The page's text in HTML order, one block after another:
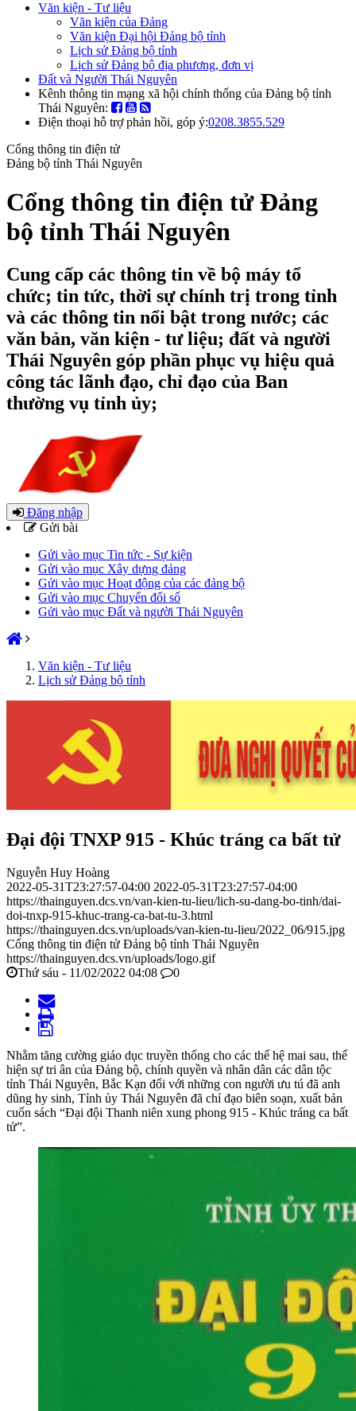
Văn kiện - Tư liệu
Văn kiện của Đảng
Văn kiện Đại hội Đảng bộ tỉnh
Lịch sử Đảng bộ tỉnh
Lịch sử Đảng bộ địa phương, đơn vị
Đất và Người Thái Nguyên
Kênh thông tin mạng xã hội chính thống của Đảng bộ tỉnh
Thái Nguyên:
Điện thoại hỗ trợ phản hồi, góp ý:0208.3855.529
Cổng thông tin điện tử
Đảng bộ tỉnh Thái Nguyên
Cổng thông tin điện tử Đảng
bộ tỉnh Thái Nguyên
Cung cấp các thông tin về bộ máy tổ
chức; tin tức, thời sự chính trị trong tỉnh
và các thông tin nổi bật trong nước; các
văn bản, văn kiện - tư liệu; đất và người
Thái Nguyên góp phần phục vụ hiệu quả
công tác lãnh đạo, chỉ đạo của Ban
thường vụ tỉnh ủy;
Đăng nhập
Gửi bài
Gửi vào mục Tin tức - Sự kiện
Gửi vào mục Xây dựng đảng
Gửi vào mục Hoạt động của các đảng bộ
Gửi vào mục Chuyển đổi số
Gửi vào mục Đất và người Thái Nguyên
Văn kiện - Tư liệu
Lịch sử Đảng bộ tỉnh
Đại đội TNXP 915 - Khúc tráng ca bất tử
Nguyễn Huy Hoàng
2022-05-31T23:27:57-04:00 2022-05-31T23:27:57-04:00
https://thainguyen.dcs.vn/van-kien-tu-lieu/lich-su-dang-bo-tinh/dai-
doi-tnxp-915-khuc-trang-ca-bat-tu-3.html
https://thainguyen.dcs.vn/uploads/van-kien-tu-lieu/2022_06/915.jpg
Cổng thông tin điện tử Đảng bộ tỉnh Thái Nguyên
https://thainguyen.dcs.vn/uploads/logo.gif
Thứ sáu - 11/02/2022 04:08
0
Nhằm tăng cường giáo dục truyền thống cho các thế hệ mai sau, thể
hiện sự tri ân của Đảng bộ, chính quyền và nhân dân các dân tộc
tỉnh Thái Nguyên, Bắc Kạn đối với những con người ưu tú đã anh
dũng hy sinh, Tỉnh ủy Thái Nguyên đã chỉ đạo biên soạn, xuất bản
cuốn sách “Đại đội Thanh niên xung phong 915 - Khúc tráng ca bất
tử”.